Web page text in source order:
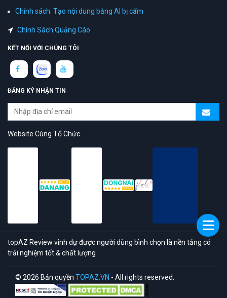
Chính sách: Tạo nội dung bằng AI bị cấm
Chính Sách Quảng Cáo
KẾT NỐI VỚI CHÚNG TÔI
ĐĂNG KÝ NHẬN TIN
Website Cùng Tổ Chức
topAZ Review vinh dự được người dùng bình chọn là nền tảng có
trải nghiệm tốt & chất lượng